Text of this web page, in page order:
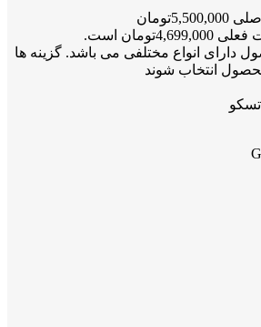
قیمت اصلی 5,500,000تومان
است.
دارای انواع مختلفی می باشد. گزینه ها
انتخاب شوند